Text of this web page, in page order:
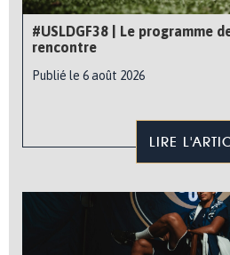
#USLDGF38 | Le programme
rencontre
Publié le 6 août 2026
LIRE